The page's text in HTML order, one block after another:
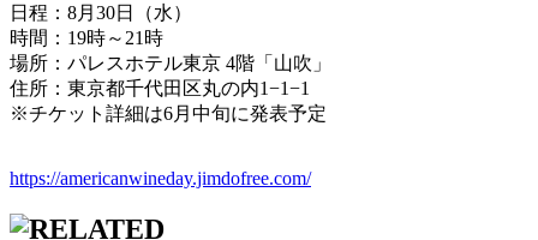
日程：8月30日（水）
時間：19時～21時
場所：パレスホテル東京 4階「山吹」
住所：東京都千代田区丸の内1−1−1
※チケット詳細は6月中旬に発表予定
https://americanwineday.jimdofree.com/